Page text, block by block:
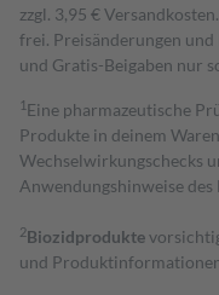
zzgl. 3,95 €
frei. Preisänderungen
und Gratis-Beigaben nur
1 Eine pharmazeutische
Produkte in deinem
Wechselwirkungschecks
Anwendungshinweise des
2Biozidprodukte
und